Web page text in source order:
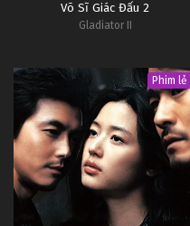
Võ Sĩ Giác Đấu 2
Gladiator II
Phim lẻ